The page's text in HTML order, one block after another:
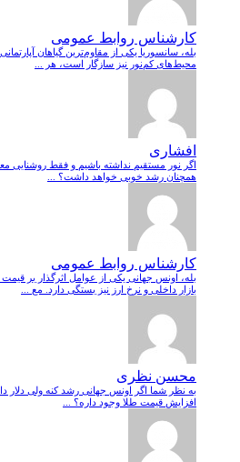
کارشناس روابط عمومی
بله، سانسوریا یکی از مقاوم‌ترین گیاهان
محیط‌های کم‌نور نیز سازگار است، هر ...
افشاری
اگر نور مستقیم نداشته باشیم و فقط روشنایی
همچنان رشد خوبی خواهد داشت؟ ...
کارشناس روابط عمومی
بله، اونس جهانی یکی از عوامل اثرگذار بر
بازار داخلی و نرخ ارز نیز بستگی دارد. مع ...
محسن نظری
به نظر شما اگر اونس جهانی رشد کنه ولی دلار
افزایش قیمت طلا وجود داره؟ ...